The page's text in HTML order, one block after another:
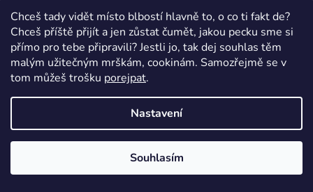
Chceš tady vidět místo blbostí hlavně to, o co ti fakt de?
Chceš příště přijít a jen zůstat čumět, jakou pecku sme si
přímo pro tebe připravili? Jestli jo, tak dej souhlas těm
malým užitečným mrškám, cookinám. Samozřejmě se v
tom můžeš trošku porejpat.
Nastavení
Souhlasím